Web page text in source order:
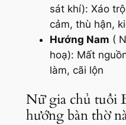
sát khí): Xáo
cảm, thù hận,
Hướng Nam (
hoạ): Mất
làm, cãi lộn
Nữ gia chủ tuổi
hướng bàn thờ